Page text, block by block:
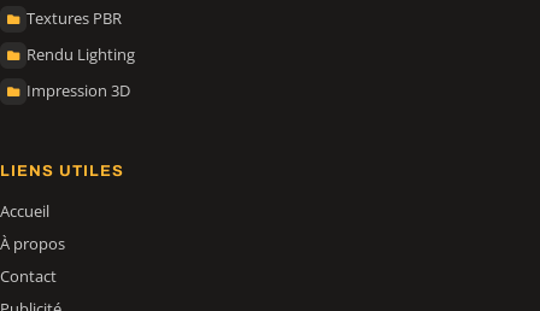
Textures PBR
Rendu Lighting
Impression 3D
LIENS UTILES
Accueil
À propos
Contact